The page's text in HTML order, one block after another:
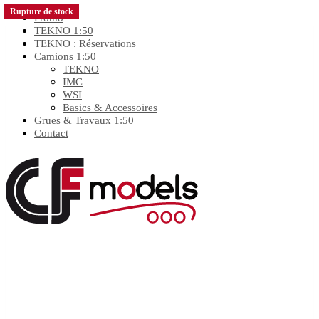
Promo
TEKNO 1:50
TEKNO : Réservations
Camions 1:50
TEKNO
IMC
WSI
Basics & Accessoires
Grues & Travaux 1:50
Contact
Rupture de stock
Rupture de stock
Rupture de stock